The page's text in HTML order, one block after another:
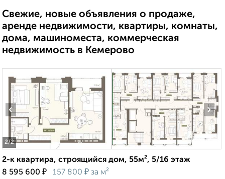
Свежие, новые объявления о продаже,
аренде недвижимости, квартиры, комнаты,
дома, машиноместа, коммерческая
недвижимость в Кемерово
2/2
‹ ›
2-к квартира, строящийся дом, 55м², 5/16 этаж
8 595 600 ₽ 157 800 ₽ за м²